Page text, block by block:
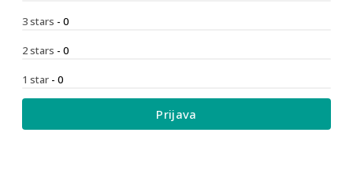
3 stars - 0
2 stars - 0
1 star - 0
Prijava